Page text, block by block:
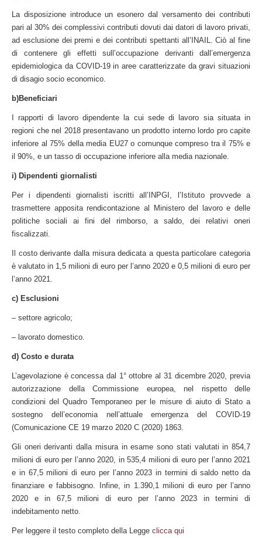
La disposizione introduce un esonero dal versamento dei contributi
pari al 30% dei complessivi contributi dovuti dai datori di lavoro privati,
ad esclusione dei premi e dei contributi spettanti all’INAIL. Ciò al fine
di contenere gli effetti sull’occupazione derivanti dall’emergenza
epidemiologica da COVID-19 in aree caratterizzate da gravi situazioni
di disagio socio economico.
b)Beneficiari
I rapporti di lavoro dipendente la cui sede di lavoro sia situata in
regioni che nel 2018 presentavano un prodotto interno lordo pro capite
inferiore al 75% della media EU27 o comunque compreso tra il 75% e
il 90%, e un tasso di occupazione inferiore alla media nazionale.
i) Dipendenti giornalisti
Per i dipendenti giornalisti iscritti all’INPGI, l’Istituto provvede a
trasmettere apposita rendicontazione al Ministero del lavoro e delle
politiche sociali ai fini del rimborso, a saldo, dei relativi oneri
fiscalizzati.
Il costo derivante dalla misura dedicata a questa particolare categoria
è valutato in 1,5 milioni di euro per l’anno 2020 e 0,5 milioni di euro per
l’anno 2021.
c) Esclusioni
– settore agricolo;
– lavorato domestico.
d) Costo e durata
L’agevolazione è concessa dal 1° ottobre al 31 dicembre 2020, previa
autorizzazione della Commissione europea, nel rispetto delle
condizioni del Quadro Temporaneo per le misure di aiuto di Stato a
sostegno dell’economia nell’attuale emergenza del COVID-19
(Comunicazione CE 19 marzo 2020 C (2020) 1863.
Gli oneri derivanti dalla misura in esame sono stati valutati in 854,7
milioni di euro per l’anno 2020, in 535,4 milioni di euro per l’anno 2021
e in 67,5 milioni di euro per l’anno 2023 in termini di saldo netto da
finanziare e fabbisogno. Infine, in 1.390,1 milioni di euro per l’anno
2020 e in 67,5 milioni di euro per l’anno 2023 in termini di
indebitamento netto.
Per leggere il testo completo della Legge clicca qui